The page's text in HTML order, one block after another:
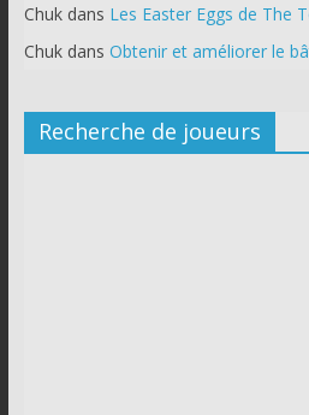
Chukdans Les Easter Eggs de The
Chukdans Obtenir et améliorer le
Recherche de joueurs